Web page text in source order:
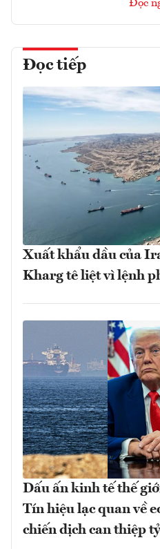
Đọc
Đọc tiếp
Xuất khẩu dầu của
Kharg tê liệt vì lệnh
Dấu ấn kinh tế thế
Tín hiệu lạc quan về
chiến dịch can thiệp